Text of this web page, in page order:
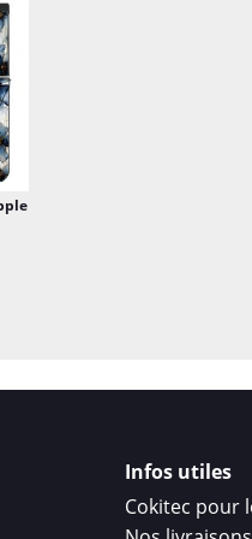
Infos utiles
Cokitec pour